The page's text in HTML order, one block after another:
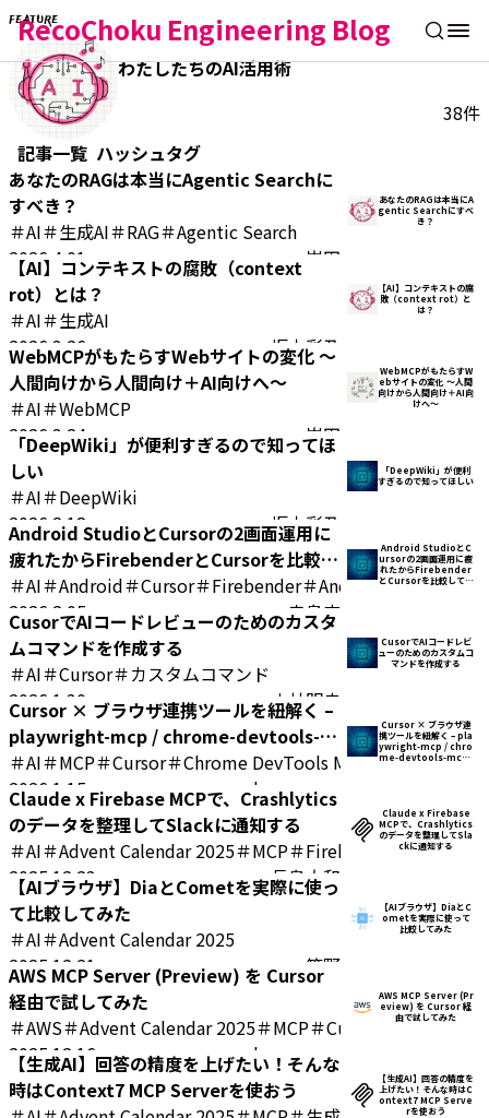
RecoChoku Engineering Blog
FEATURE
わたしたちのAI活用術
38件
記事一覧 ハッシュタグ
あなたのRAGは本当にAgentic Searchに
すべき？
＃AI＃生成AI＃RAG＃Agentic Search
2026.4.01
岩田
あなたのRAGは本当にA
gentic Searchにすべ
き？
【AI】コンテキストの腐敗（context
rot）とは？
＃AI＃生成AI
2026.3.26
坂本彩乃
【AI】コンテキストの腐
敗（context rot）と
は？
WebMCPがもたらすWebサイトの変化 〜
人間向けから人間向け＋AI向けへ〜
＃AI＃WebMCP
2026.3.24
岩田
WebMCPがもたらすW
ebサイトの変化 〜人間
向けから人間向け＋AI向
けへ〜
「DeepWiki」が便利すぎるので知ってほ
しい
＃AI＃DeepWiki
2026.2.18
坂本彩乃
「DeepWiki」が便利
すぎるので知ってほしい
Android StudioとCursorの2画面運用に
疲れたからFirebenderとCursorを比較し
てみた！
＃AI＃Android＃Cursor＃Firebender＃Android Studio
2026.2.05
寺島広
Android StudioとC
ursorの2画面運用に疲
れたからFirebender
とCursorを比較してみ
CusorでAIコードレビューのためのカスタ
ムコマンドを作成する
＃AI＃Cursor＃カスタムコマンド
2026.1.30
小林明央
CusorでAIコードレビ
ューのためのカスタムコ
マンドを作成する
Cursor × ブラウザ連携ツールを紐解く –
playwright-mcp / chrome-devtools-
mcp / Cursor Browser
＃AI＃MCP＃Cursor＃Chrome DevTools MCP＃自動化＃ブ
2026.1.15
sho.yamane
Cursor × ブラウザ連
携ツールを紐解く – pla
ywright-mcp / chro
me-devtools-mcp /
Claude x Firebase MCPで、Crashlytics
のデータを整理してSlackに通知する
＃AI＃Advent Calendar 2025＃MCP＃Firebase
2025.12.23
長島大和
Claude x Firebase
MCPで、Crashlytics
のデータを整理してSla
ckに通知する
【AIブラウザ】DiaとCometを実際に使っ
て比較してみた
＃AI＃Advent Calendar 2025
2025.12.21
笹野
【AIブラウザ】DiaとC
ometを実際に使って
比較してみた
AWS MCP Server (Preview) を Cursor
経由で試してみた
＃AWS＃Advent Calendar 2025＃MCP＃Cursor
＃AWS MCP
2025.12.16
sho.yamane
AWS MCP Server (Pr
eview) を Cursor 経
由で試してみた
【生成AI】回答の精度を上げたい！そんな
時はContext7 MCP Serverを使おう
【生成AI】回答の精度を
上げたい！そんな時はC
ontext7 MCP Serve
rを使おう